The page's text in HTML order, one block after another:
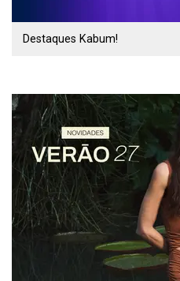
Destaques Kabum!